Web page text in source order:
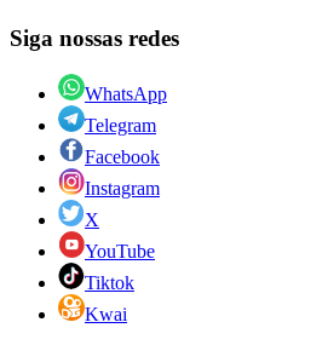
Siga nossas redes
WhatsApp
Telegram
Facebook
Instagram
X
YouTube
Tiktok
Kwai